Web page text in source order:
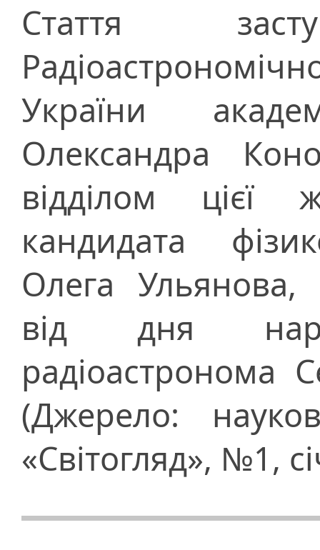
Стаття
України
Олександра
відділом цієї
кандидата
Олега Ульянова,
від дня
радіоастронома
(Джерело:
«Світогляд», №1,